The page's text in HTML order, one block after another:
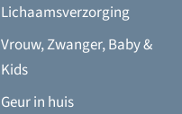
Lichaamsverzorging
Vrouw, Zwanger, Baby &
Kids
Geur in huis